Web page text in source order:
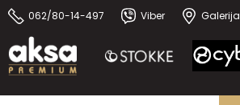
062/80-14-497 Viber Galerija